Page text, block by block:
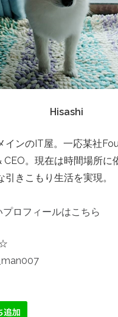
Hisashi
インのIT屋。一応某社
CEO。現在は時間場所に
引きこもり生活を実現。
プロフィールはこちら